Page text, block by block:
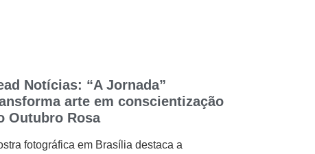
Notícias: “A Jornada”
arte em conscientização
Outubro Rosa
fotográfica em Brasília destaca a